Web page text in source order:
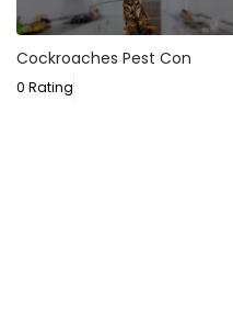
Cockroaches Pest Con
0 Rating